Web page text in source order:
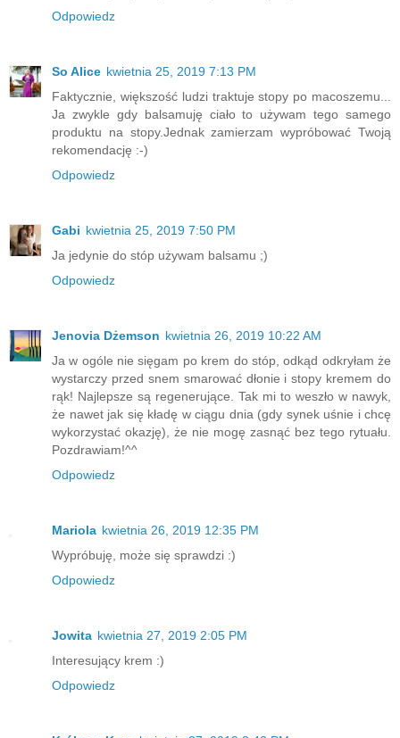
Odpowiedz
So Alice kwietnia 25, 2019 7:13 PM
Faktycznie, większość ludzi traktuje stopy po macoszemu...
Ja zwykle gdy balsamuję ciało to używam tego samego
produktu na stopy.Jednak zamierzam wypróbować Twoją
rekomendację :-)
Odpowiedz
Gabi kwietnia 25, 2019 7:50 PM
Ja jedynie do stóp używam balsamu ;)
Odpowiedz
Jenovia Dżemson kwietnia 26, 2019 10:22 AM
Ja w ogóle nie sięgam po krem do stóp, odkąd odkryłam że
wystarczy przed snem smarować dłonie i stopy kremem do
rąk! Najlepsze są regenerujące. Tak mi to weszło w nawyk,
że nawet jak się kładę w ciągu dnia (gdy synek uśnie i chcę
wykorzystać okazję), że nie mogę zasnąć bez tego rytuału.
Pozdrawiam!^^
Odpowiedz
Mariola kwietnia 26, 2019 12:35 PM
Wypróbuję, może się sprawdzi :)
Odpowiedz
Jowita kwietnia 27, 2019 2:05 PM
Interesujący krem :)
Odpowiedz